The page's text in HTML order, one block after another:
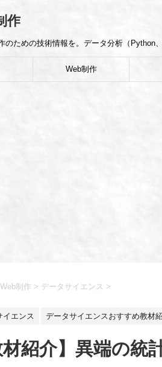
作
のための技術情報を。データ分析（Python
Web制作
Web制作 > データサイエンス >
イエンス データサイエンスおすすめ教材
材紹介】異端の統